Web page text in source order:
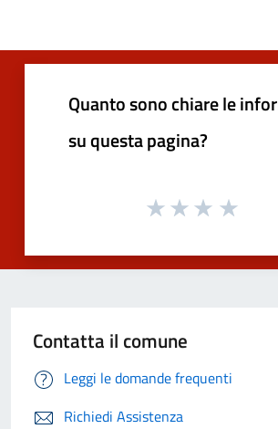
Quanto sono chiare le
su questa pagina?
Contatta il comune
Leggi le domande frequenti
Richiedi Assistenza